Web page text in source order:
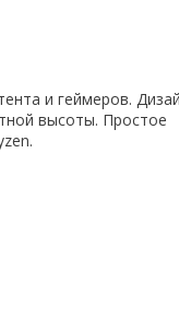
и геймеров.
высоты. Простое